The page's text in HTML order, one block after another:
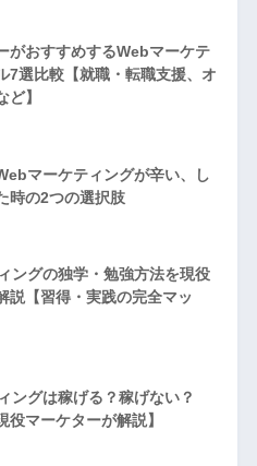
がおすすめするWebマーケテ
7選比較【就職・転職支援、オ
ど】
マーケティングが辛い、し
時の2つの選択肢
ングの独学・勉強方法を現役
説【習得・実践の完全マッ
ングは稼げる？稼げない？
役マーケターが解説】